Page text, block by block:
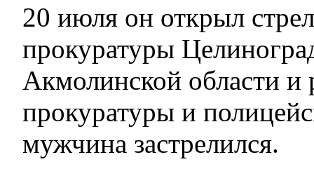
20 июля он открыл
прокуратуры
Акмолинской области и
прокуратуры и
мужчина застрелился.